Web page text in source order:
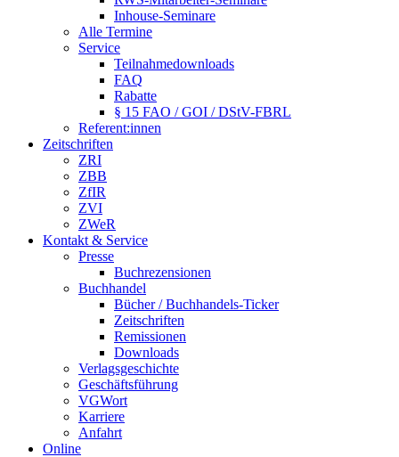
Inhouse-Seminare
Alle Termine
Service
Teilnahmedownloads
FAQ
Rabatte
§ 15 FAO / GOI / DStV-FBRL
Referent:innen
Zeitschriften
ZRI
ZBB
ZfIR
ZVI
ZWeR
Kontakt & Service
Presse
Buchrezensionen
Buchhandel
Bücher / Buchhandels-Ticker
Zeitschriften
Remissionen
Downloads
Verlagsgeschichte
Geschäftsführung
VGWort
Karriere
Anfahrt
Online